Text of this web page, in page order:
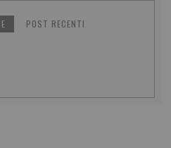
POST RECENTI